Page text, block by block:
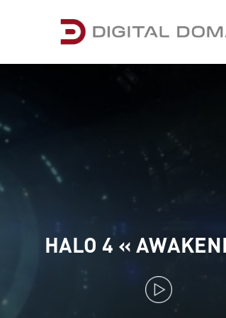
HALO 4 «